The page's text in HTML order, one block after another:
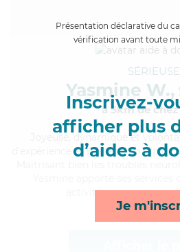
Présentation déclarative du
vérification avant toute
Inscrivez-
afficher plus
d’aides à
Je
SÉRIEUSE
Yasmine W.,
à 5km de chez
, dynamique et
d'expérience et possède un
activités, repas et